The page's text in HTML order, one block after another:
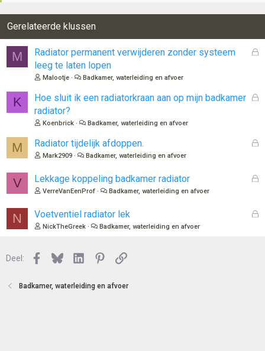
e
r
n
g
e
Gerelateerde klussen
M
G
o
Radiator permanent verwijderen zonder systeem
leeg te laten lopen
Malootje Badkamer, waterleiding en afvoer
K
G
o
Hoe sluit ik een radiatorkraan aan op mijn badkamer
radiator?
Koenbrick Badkamer, waterleiding en afvoer
M
G
n
Radiator tijdelijk afdoppen.
Mark2909 Badkamer, waterleiding en afvoer
V
G
Lekkage koppeling badkamer radiator
VerreVanEenProf Badkamer, waterleiding en afvoer
N
G
Voetventiel radiator lek
NickTheGreek Badkamer, waterleiding en afvoer
Deel: Facebook
BlueskyLinkedInPinterest
Link
Badkamer, waterleiding en afvoer